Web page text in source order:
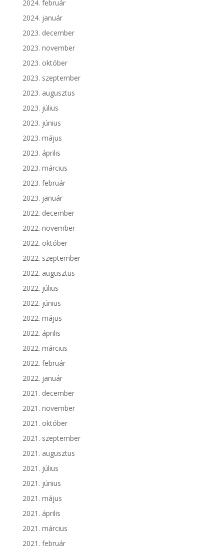
2024. február
2024. január
2023. december
2023. november
2023. október
2023. szeptember
2023. augusztus
2023. július
2023. június
2023. május
2023. április
2023. március
2023. február
2023. január
2022. december
2022. november
2022. október
2022. szeptember
2022. augusztus
2022. július
2022. június
2022. május
2022. április
2022. március
2022. február
2022. január
2021. december
2021. november
2021. október
2021. szeptember
2021. augusztus
2021. július
2021. június
2021. május
2021. április
2021. március
2021. február